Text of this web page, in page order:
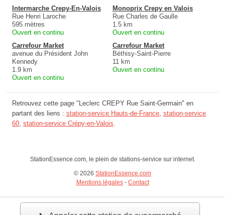
Intermarche Crepy-En-Valois
Rue Henri Laroche
595 mètres
Ouvert en continu
Monoprix Crepy en Valois
Rue Charles de Gaulle
1.5 km
Ouvert en continu
Carrefour Market
avenue du Président John
Kennedy
1.9 km
Ouvert en continu
Carrefour Market
Béthisy-Saint-Pierre
11 km
Ouvert en continu
Retrouvez cette page "Leclerc CREPY Rue Saint-Germain" en
partant des liens : station-service Hauts-de-France, station-service
60, station-service Crépy-en-Valois.
StationEssence.com, le plein de stations-service sur internet.
© 2026 StationEssence.com
Mentions légales- Contact